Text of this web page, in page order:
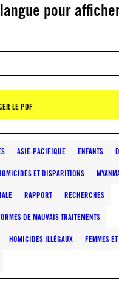
pour
LE PDF
ASIE-PACIFIQUE ENFANTS
ET DISPARITIONS
RAPPORT RECHERCHES
DE MAUVAIS TRAITEMENTS
HOMICIDES ILLÉGAUX FEMMES